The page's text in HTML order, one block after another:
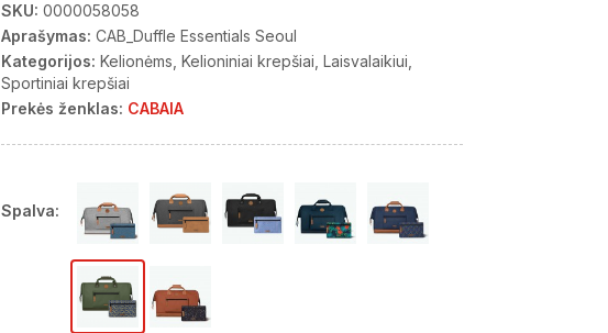
SKU: 0000058058
Aprašymas: CAB_Duffle Essentials Seoul
Kategorijos: Kelionėms Kelioniniai krepšiai Laisvalaikiui
Sportiniai krepšiai
Prekės ženklas: CABAIA
Spalva: